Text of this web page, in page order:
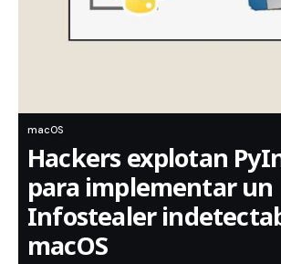
macOS
Hackers explotan
para implementar un
Infostealer
macOS